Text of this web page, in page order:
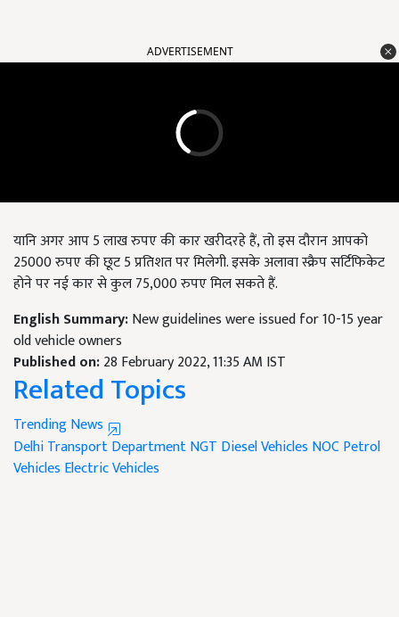
ADVERTISEMENT
यानि अगर आप 5 लाख रुपए की कार खरीदरहे हैं, तो इस दौरान आपको
25000 रुपए की छूट 5 प्रतिशत पर मिलेगी. इसके अलावा स्क्रैप सर्टिफिकेट
होने पर नई कार से कुल 75,000 रुपए मिल सकते हैं.
English Summary:New guidelines were issued for 10-15 year
old vehicle owners
Published on:28 February 2022, 11:35 AM IST
Related Topics
Trending News
Delhi Transport DepartmentNGT Diesel Vehicles NOC Petrol
Vehicles Electric Vehicles